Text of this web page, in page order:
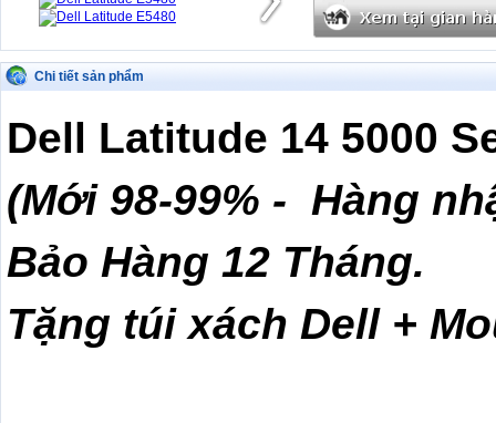
Chi tiết sản phẩm
Dell Latitude 14 5000
(Mới 98-99% - Hàng
Bảo Hàng 12 Tháng.
Tặng túi xách Dell +